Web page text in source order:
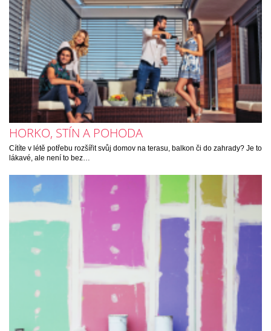
HORKO, STÍN A POHODA
Cítíte v létě potřebu rozšířit svůj domov na terasu, balkon či do zahrady? Je to
lákavé, ale není to bez…